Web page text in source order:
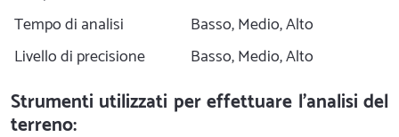
Tempo di analisi
Basso, Medio, Alto
Livello di precisione
Basso, Medio, Alto
Strumenti utilizzati per effettuare l'analisi del
terreno: